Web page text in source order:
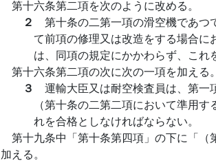
第十六条第二項を次のように改める。
２ 第十条の二第一項の滑空機であ
て前項の修理又は改造をする場合
は、同項の規定にかかわらず、これ
第十六条第二項の次に次の一項を加える。
３ 運輸大臣又は耐空検査員は、第
（第十条の二第二項において準用
れを合格としなければならない。
第十九条中「第十条第四項」の下に「
加える。